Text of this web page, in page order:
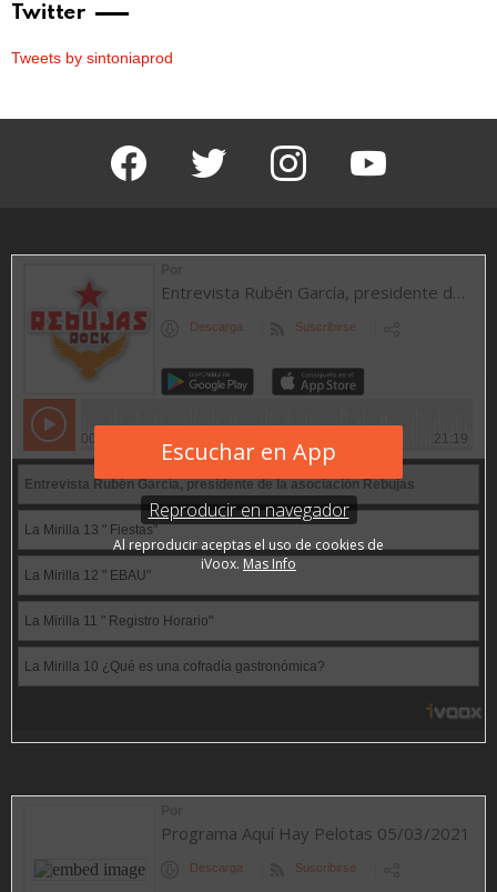
Twitter
Tweets by sintoniaprod
facebook twitter instagram